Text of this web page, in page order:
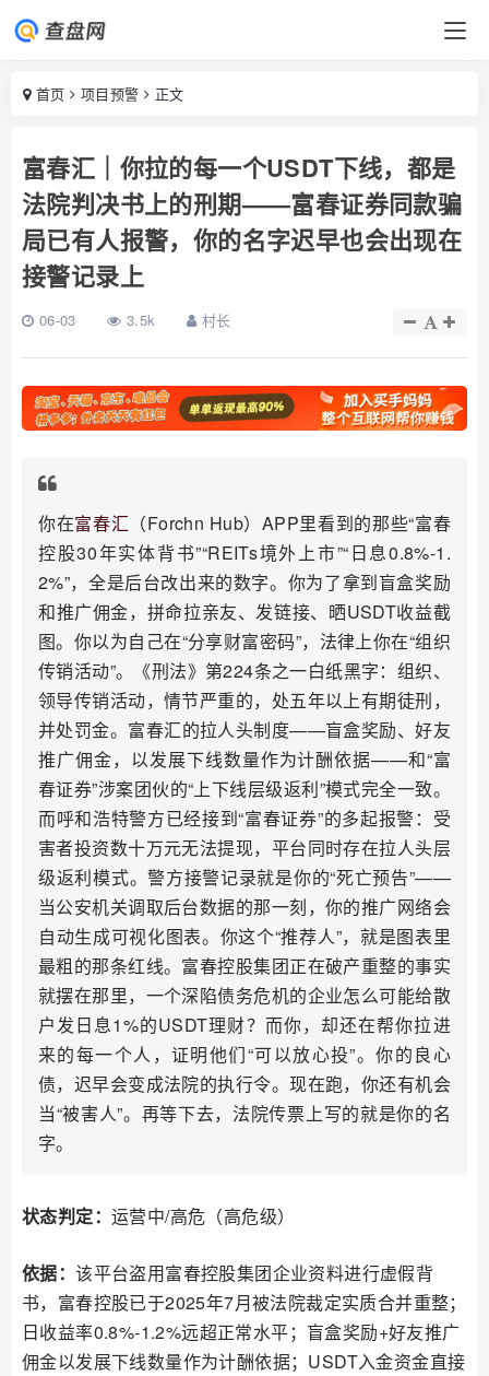
首页 项目预警 正文
富春汇｜你拉的每一个USDT下线，都是
法院判决书上的刑期——富春证券同款骗
局已有人报警，你的名字迟早也会出现在
接警记录上
06-03 3.5k 村长
你在富春汇 （Forchn Hub）APP里看到的那些“富春
控股30年实体背书”“REITs境外上市”“日息0.8%-1.
2%”，全是后台改出来的数字。你为了拿到盲盒奖励
和推广佣金，拼命拉亲友、发链接、晒USDT收益截
图。你以为自己在“分享财富密码”，法律上你在“组织
传销活动”。《刑法》第224条之一白纸黑字：组织、
领导传销活动，情节严重的，处五年以上有期徒刑，
并处罚金。富春汇的拉人头制度——盲盒奖励、好友
推广佣金，以发展下线数量作为计酬依据——和“富
春证券”涉案团伙的“上下线层级返利”模式完全一致。
而呼和浩特警方已经接到“富春证券”的多起报警：受
害者投资数十万元无法提现，平台同时存在拉人头层
级返利模式。警方接警记录就是你的“死亡预告”——
当公安机关调取后台数据的那一刻，你的推广网络会
自动生成可视化图表。你这个“推荐人”，就是图表里
最粗的那条红线。富春控股集团正在破产重整的事实
就摆在那里，一个深陷债务危机的企业怎么可能给散
户发日息1%的USDT理财？而你，却还在帮你拉进
来的每一个人，证明他们“可以放心投”。你的良心
债，迟早会变成法院的执行令。现在跑，你还有机会
当“被害人”。再等下去，法院传票上写的就是你的名
字。
状态判定： 运营中/高危（高危级）
依据：该平台盗用富春控股集团企业资料进行虚假背
书，富春控股已于2025年7月被法院裁定实质合并重整；
日收益率0.8%-1.2%远超正常水平；盲盒奖励+好友推广
佣金以发展下线数量作为计酬依据；USDT入金资金直接